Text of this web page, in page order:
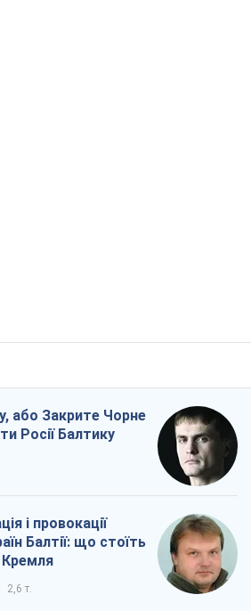
або Закрите Чорне
Росії Балтику
і провокації
Балтії: що стоїть
2,6 т.